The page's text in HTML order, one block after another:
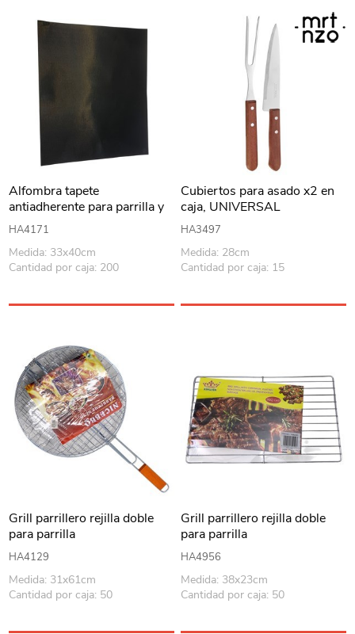
Alfombra tapete
antiadherente para parrilla y
horno, reutilizable, en bolsa
HA4171
Medida: 33x40cm
Cantidad por caja: 200
Cubiertos para asado x2 en
caja, UNIVERSAL
MARTINAZZO
HA3497
Medida: 28cm
Cantidad por caja: 15
Grill parrillero rejilla doble
para parrilla
HA4129
Medida: 31x61cm
Cantidad por caja: 50
Grill parrillero rejilla doble
para parrilla
HA4956
Medida: 38x23cm
Cantidad por caja: 50